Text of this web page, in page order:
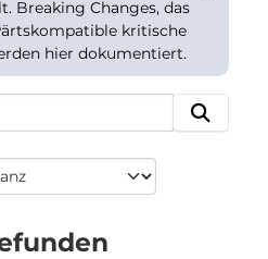
Breaking Changes, das
kritische
hier dokumentiert.